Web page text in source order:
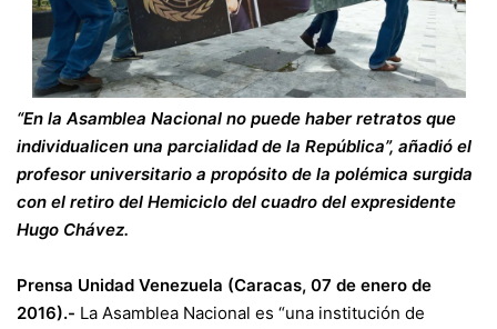
“En la Asamblea Nacional no puede haber retratos que
individualicen una parcialidad de la República”, añadió el
profesor universitario a propósito de la polémica surgida
con el retiro del Hemiciclo del cuadro del expresidente
Hugo Chávez.
Prensa Unidad Venezuela (Caracas, 07 de enero de
2016).- La Asamblea Nacional es “una institución de